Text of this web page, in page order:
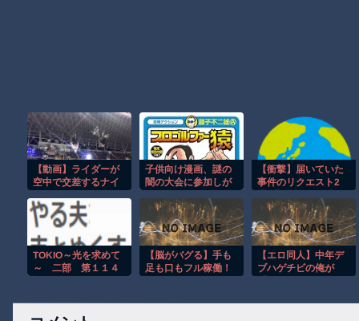
【動画】ライダーが
空中で交差するナイ
ントがクレイジー。
子供向け漫画、謎の
闇の大会に参加しが
【衝撃】届いていた
事件のリクエスト2
事件」「屋根を貫通
して死亡した男性」
TOKIO～光を求めて
～ 二部 第１１４
【脳がバグる】手も
足も口もフル稼働！
【エロ同人】中年デ
ブハゲチビの俺が
●NTRしちゃお